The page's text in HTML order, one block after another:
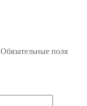
Обязательные поля